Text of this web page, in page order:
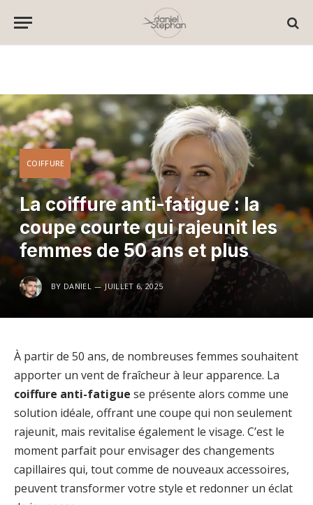
COIFFURE
La coiffure anti-fatigue : la
coupe courte qui rajeunit les
femmes de 50 ans et plus
BY DANIEL JUILLET 6, 2025
À partir de 50 ans, de nombreuses femmes souhaitent
apporter un vent de fraîcheur à leur apparence. La
coiffure anti-fatigue se présente alors comme une
solution idéale, offrant une coupe qui non seulement
rajeunit, mais revitalise également le visage. C’est le
moment parfait pour envisager des changements
capillaires qui, tout comme de nouveaux accessoires,
peuvent transformer votre style et redonner un éclat